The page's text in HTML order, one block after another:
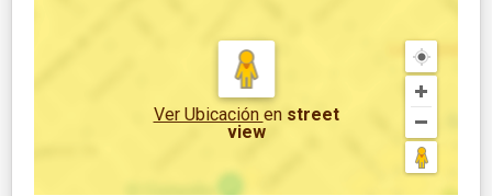
Ver Ubicación en street
view